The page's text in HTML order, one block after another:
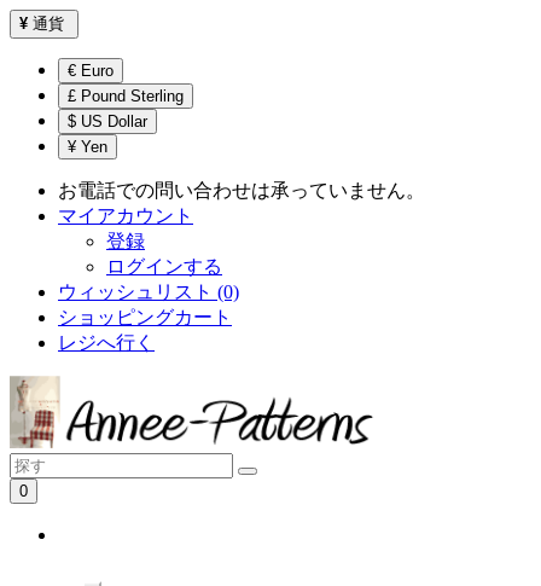
¥ 通貨
€ Euro
£ Pound Sterling
$ US Dollar
¥ Yen
お電話での問い合わせは承っていません。
マイアカウント
登録
ログインする
ウィッシュリスト (0)
ショッピングカート
レジへ行く
0